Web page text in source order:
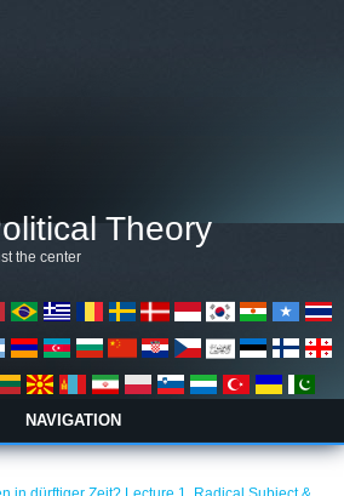
Theory
the center
NAVIGATION